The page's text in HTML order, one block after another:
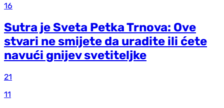
16
Sutra je Sveta Petka Trnova: Ove
stvari ne smijete da uradite ili ćete
navući gnijev svetiteljke
21
11